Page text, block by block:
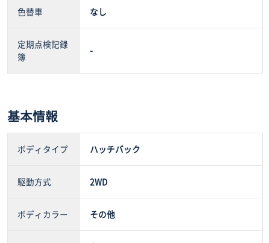
色替車 なし
定期点検記録
簿
-
基本情報
ボディタイプ ハッチバック
駆動方式 2WD
ボディカラー その他